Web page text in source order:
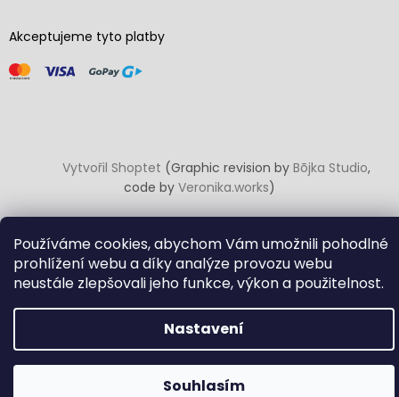
Používáme cookies, abychom Vám umožnili pohodlné
prohlížení webu a díky analýze provozu webu
neustále zlepšovali jeho funkce, výkon a použitelnost.
Nastavení
Souhlasím
Akceptujeme tyto platby
Vytvořil Shoptet (Graphic revision by Bōjka Studio,
code by Veronika.works)
Copyright 2026Carton Cajon. Všechna práva vyhrazena.
Upravit nastavení cookies